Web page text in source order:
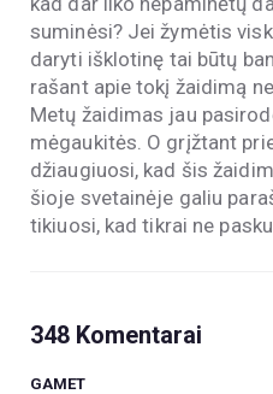
suminėsi? Jei žymėtis
daryti išklotinę tai būtų
rašant apie tokį žaidimą
Metų žaidimas jau
mėgaukitės. O grįžtant
džiaugiuosi, kad šis
šioje svetainėje galiu
tikiuosi, kad tikrai ne
348 Komentarai
GAMET